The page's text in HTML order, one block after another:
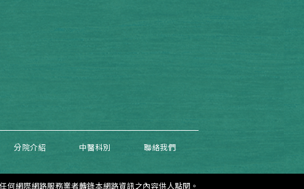
分院介紹 中醫科別 聯絡我們
何網際網路服務業者轉錄本網路資訊之內容供人點閱。